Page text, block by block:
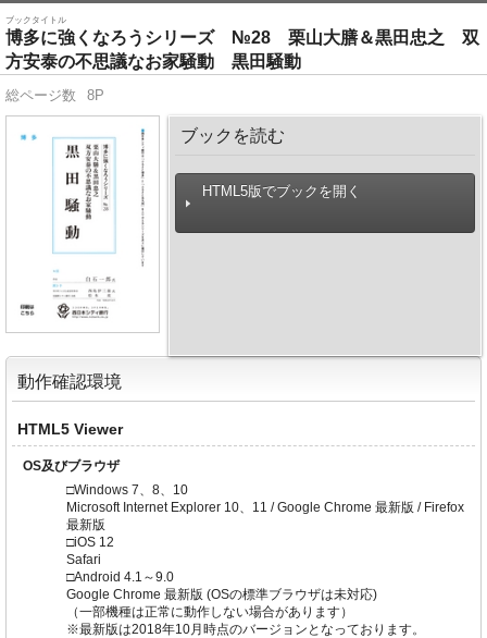
ブックタイトル
博多に強くなろうシリーズ №28 栗山大膳＆黒田忠之 双
方安泰の不思議なお家騒動 黒田騒動
総ページ数 8P
ブックを読む
HTML5版でブックを開く
動作確認環境
HTML5 Viewer
OS及びブラウザ
□Windows 7、8、10
Microsoft Internet Explorer 10、11 / Google Chrome 最新版 / Firefox
最新版
□iOS 12
Safari
□Android 4.1～9.0
Google Chrome 最新版 (OSの標準ブラウザは未対応)
（一部機種は正常に動作しない場合があります）
※最新版は2018年10月時点のバージョンとなっております。